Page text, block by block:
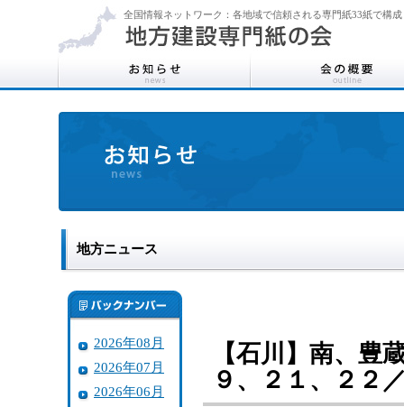
全国情報ネットワーク：各地域で信頼される専門紙33紙で構成
地方ニュース
2026年08月
2026年07月
2026年06月
【石川】南、豊
９、２１、２２